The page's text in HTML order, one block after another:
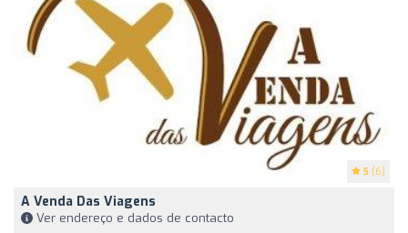
5 (6)
A Venda Das Viagens
Ver endereço e dados de contacto